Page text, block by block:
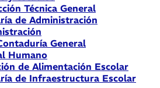
Técnica General
de Administración
General
Humano
de Alimentación Escolar
de Infraestructura Escolar